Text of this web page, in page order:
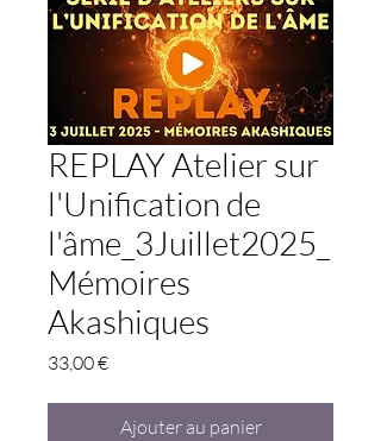
REPLAY Atelier sur
l'Unification de
l'âme_3Juillet2025_
Mémoires
Akashiques
33,00 €Prix
Ajouter au panier